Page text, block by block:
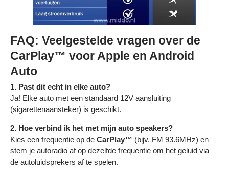
FAQ: Veelgestelde vragen over de
CarPlay™ voor Apple en Android
Auto
1. Past dit echt in elke auto?
Ja! Elke auto met een standaard 12V aansluiting
(sigarettenaansteker) is geschikt.
2. Hoe verbind ik het met mijn auto speakers?
Kies een frequentie op de CarPlay™ (bijv. FM 93.6MHz) en
stem je autoradio af op dezelfde frequentie om het geluid via
de autoluidsprekers af te spelen.